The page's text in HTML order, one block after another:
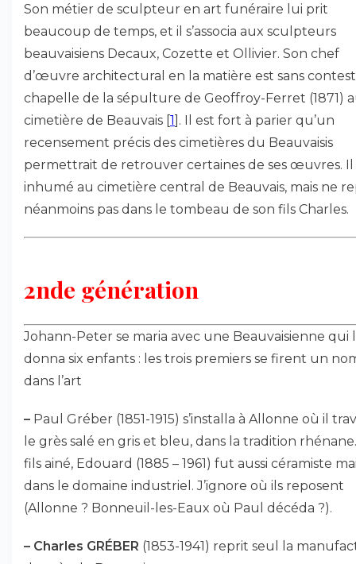
Son métier de sculpteur en art funéraire lui prit
beaucoup de temps, et il s’associa aux sculpteurs
beauvaisiens Decaux, Cozette et Ollivier. Son chef
d’œuvre architectural en la matière est sans
chapelle de la sépulture de Geoffroy-Ferret (1871)
cimetière de Beauvais [1] . Il est fort à parier qu’un
recensement précis des cimetières du Beauvaisis
permettrait de retrouver certaines de ses œuvres.
inhumé au cimetière central de Beauvais, mais ne
néanmoins pas dans le tombeau de son fils Charles.
2nde génération
Johann-Peter se maria avec une Beauvaisienne qui
donna six enfants : les trois premiers se firent un
dans l’art
– Paul Gréber (1851-1915) s’installa à Allonne où il
le grès salé en gris et bleu, dans la tradition
fils ainé, Edouard (1885 – 1961) fut aussi céramiste
dans le domaine industriel. J’ignore où ils reposent
(Allonne ? Bonneuil-les-Eaux où Paul décéda ?).
– Charles GRÉBER (1853-1941) reprit seul la